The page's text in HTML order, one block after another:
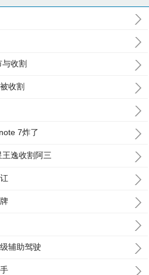
收割
收割
7炸了
逸收割阿三
辅助驾驶